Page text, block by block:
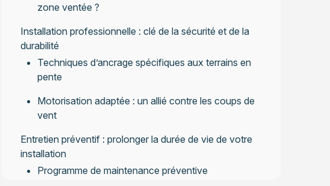
zone ventée ?
Installation professionnelle : clé de la sécurité et de la
durabilité
Techniques d’ancrage spécifiques aux terrains en
pente
Motorisation adaptée : un allié contre les coups de
vent
Entretien préventif : prolonger la durée de vie de votre
installation
Programme de maintenance préventive